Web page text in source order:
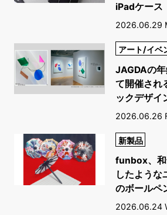
iPadケース
2026.06.29
アート/イベ
JAGDAの
て開催され
ックデザイ
2026.06.26
新製品
funbox、和
したような
のボールペ
2026.06.24